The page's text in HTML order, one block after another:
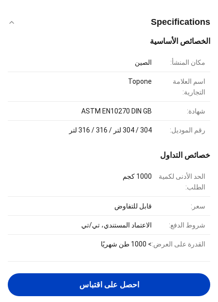
Specifications
الخصائص الأساسية
مكان المنشأ: الصين
اسم العلامة
التجارية:
Topone
شهادة: ASTM EN10270 DIN GB
رقم الموديل: 304 / 304 لتر / 316 / 316 لتر
خصائص التداول
الحد الأدنى لكمية
الطلب:
1000 كجم
سعر: قابل للتفاوض
شروط الدفع: الاعتماد المستندي، تي/تي
القدرة على العرض:> 1000 طن شهريًا
احصل على اقتباس